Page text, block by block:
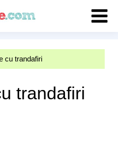
cu trandafiri
trandafiri